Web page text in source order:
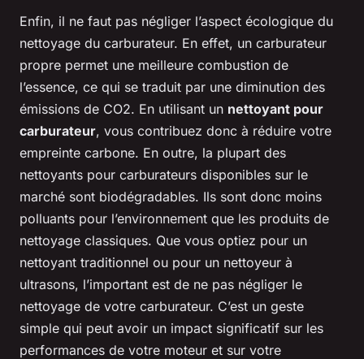
Enfin, il ne faut pas négliger l’aspect écologique du
nettoyage du carburateur. En effet, un carburateur
propre permet une meilleure combustion de
l’essence, ce qui se traduit par une diminution des
émissions de CO2. En utilisant un nettoyant pour
carburateur, vous contribuez donc à réduire votre
empreinte carbone. En outre, la plupart des
nettoyants pour carburateurs disponibles sur le
marché sont biodégradables. Ils sont donc moins
polluants pour l’environnement que les produits de
nettoyage classiques. Que vous optiez pour un
nettoyant traditionnel ou pour un nettoyeur à
ultrasons, l’important est de ne pas négliger le
nettoyage de votre carburateur. C’est un geste
simple qui peut avoir un impact significatif sur les
performances de votre moteur et sur votre